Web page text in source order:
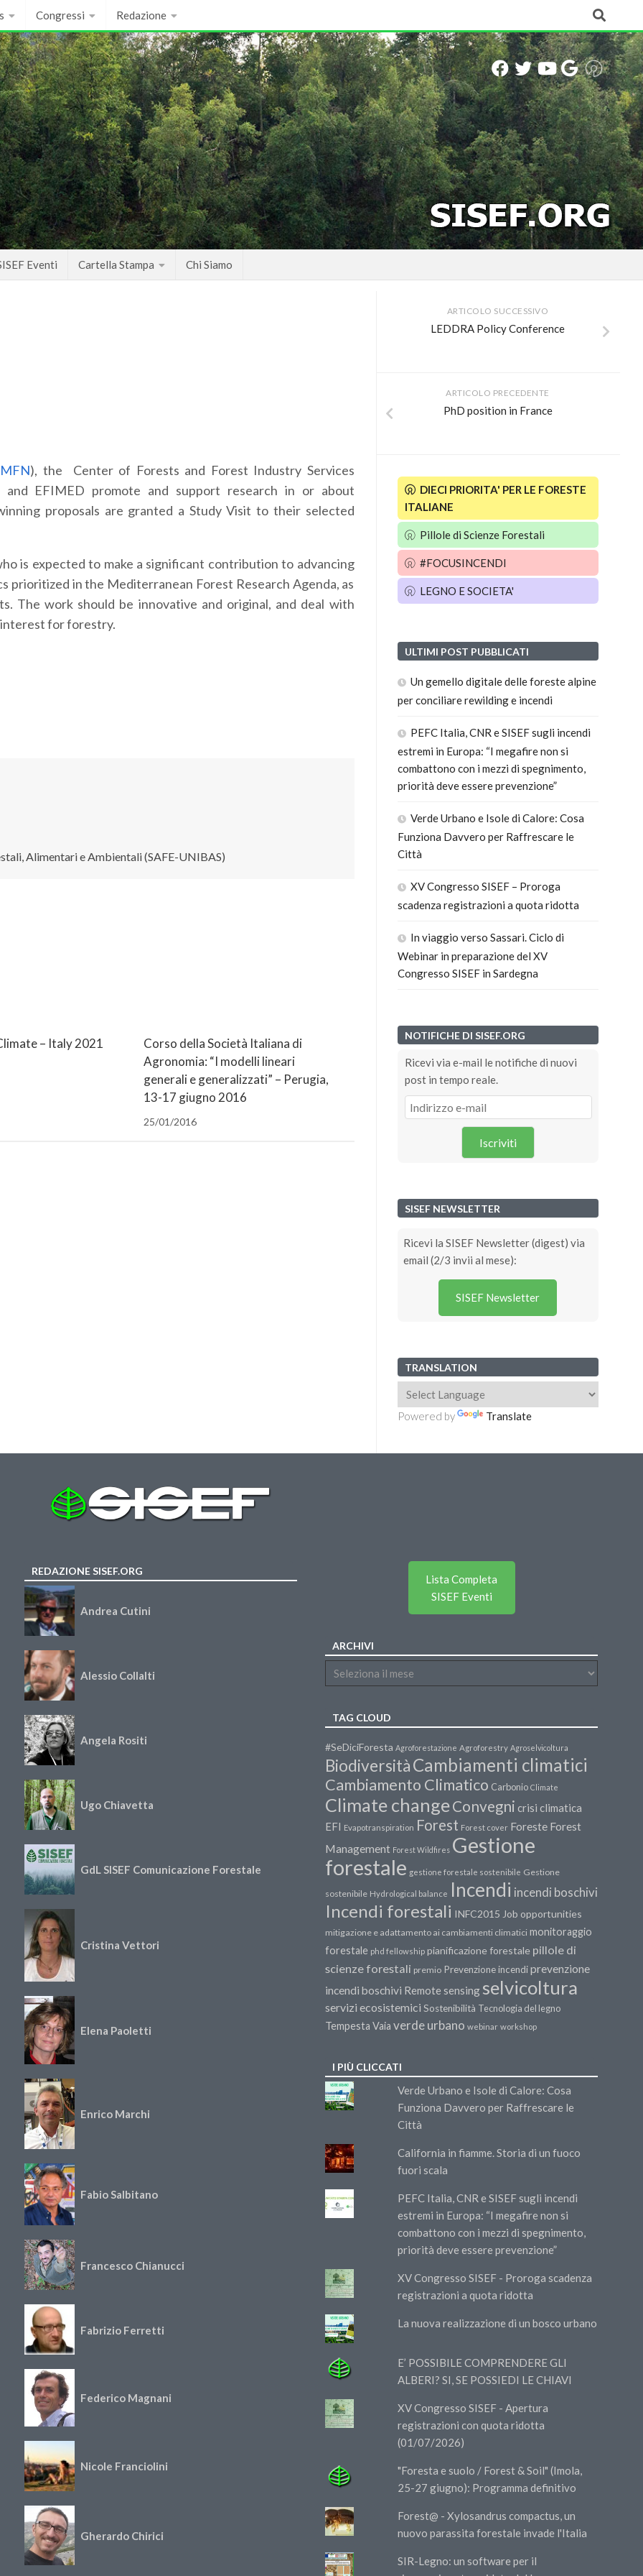
Congressi Redazione
Eventi Cartella Stampa Chi Siamo
), the Center of Forests and Forest Industry Services
and EFIMED promote and support research in or about
proposals are granted a Study Visit to their selected
is expected to make a significant contribution to advancing
in the Mediterranean Forest Research Agenda, as
The work should be innovative and original, and deal with
for forestry.
Alimentari e Ambientali (SAFE-UNIBAS)
– Italy 2021
Corso della Società Italiana di
Agronomia: “I modelli lineari
generali e generalizzati” – Perugia,
13-17 giugno 2016
25/01/2016
ARTICOLO SUCCESSIVO
LEDDRA Policy Conference
ARTICOLO PRECEDENTE
PhD position in France
DIECI PRIORITA' PER LE FORESTE
ITALIANE
Pillole di Scienze Forestali
#FOCUSINCENDI
LEGNO E SOCIETA'
ULTIMI POST PUBBLICATI
Un gemello digitale delle foreste alpine
per conciliare rewilding e incendi
PEFC Italia, CNR e SISEF sugli incendi
estremi in Europa: “I megafire non si
combattono con i mezzi di spegnimento,
priorità deve essere prevenzione”
Verde Urbano e Isole di Calore: Cosa
Funziona Davvero per Raffrescare le
Città
XV Congresso SISEF – Proroga
scadenza registrazioni a quota ridotta
In viaggio verso Sassari. Ciclo di
Webinar in preparazione del XV
Congresso SISEF in Sardegna
NOTIFICHE DI SISEF.ORG
Ricevi via e-mail le notifiche di nuovi
post in tempo reale.
Iscriviti
SISEF NEWSLETTER
Ricevi la SISEF Newsletter (digest) via
email (2/3 invii al mese):
SISEF Newsletter
TRANSLATION
Powered by Translate
REDAZIONE SISEF.ORG
Andrea Cutini
Alessio Collalti
Angela Rositi
Ugo Chiavetta
GdL SISEF Comunicazione Forestale
Cristina Vettori
Elena Paoletti
Enrico Marchi
Fabio Salbitano
Francesco Chianucci
Fabrizio Ferretti
Federico Magnani
Nicole Franciolini
Gherardo Chirici
Lista Completa
SISEF Eventi
ARCHIVI
TAG CLOUD
#SeDiciForesta Agroforestazione Agroforestry Agroselvicoltura
BiodiversitàCambiamenti climatici
Cambiamento Climatico Carbonio Climate
Climate changeConvegni crisi climatica
EFI Evapotranspiration Forest Forest cover Foreste Forest
Management Forest Wildfires Gestione
forestale gestione forestale sostenibile Gestione
sostenibile Hydrological balance Incendi incendi boschivi
Incendi forestali INFC2015 Job opportunities
mitigazione e adattamento ai cambiamenti climatici monitoraggio
forestale phd fellowship pianificazione forestale pillole di
scienze forestali premio Prevenzione incendiprevenzione
incendi boschivi Remote sensing selvicoltura
servizi ecosistemici Sostenibilità Tecnologia del legno
Tempesta Vaia verde urbano webinar workshop
I PIÙ CLICCATI
Verde Urbano e Isole di Calore: Cosa
Funziona Davvero per Raffrescare le
Città
California in fiamme. Storia di un fuoco
fuori scala
PEFC Italia, CNR e SISEF sugli incendi
estremi in Europa: “I megafire non si
combattono con i mezzi di spegnimento,
priorità deve essere prevenzione”
XV Congresso SISEF - Proroga scadenza
registrazioni a quota ridotta
La nuova realizzazione di un bosco urbano
E’ POSSIBILE COMPRENDERE GLI
ALBERI? SI, SE POSSIEDI LE CHIAVI
XV Congresso SISEF - Apertura
registrazioni con quota ridotta
(01/07/2026)
"Foresta e suolo / Forest & Soil" (Imola,
25-27 giugno): Programma definitivo
Forest@ - Xylosandrus compactus, un
nuovo parassita forestale invade l'Italia
SIR-Legno: un software per il